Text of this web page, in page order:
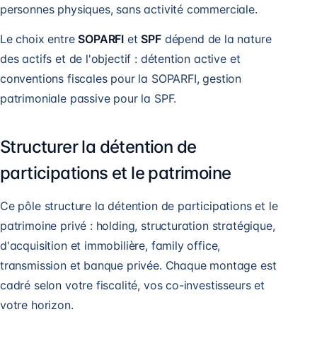
personnes physiques, sans activité commerciale.
Le choix entreSOPARFI etSPFdépend de la nature
des actifs et de l'objectif : détention active et
conventions fiscales pour la SOPARFI, gestion
patrimoniale passive pour la SPF.
Structurer la détention de
participations et le patrimoine
Ce pôle structure la détention de participations et le
patrimoine privé : holding, structuration stratégique,
d'acquisition et immobilière, family office,
transmission et banque privée. Chaque montage est
cadré selon votre fiscalité, vos co-investisseurs et
votre horizon.